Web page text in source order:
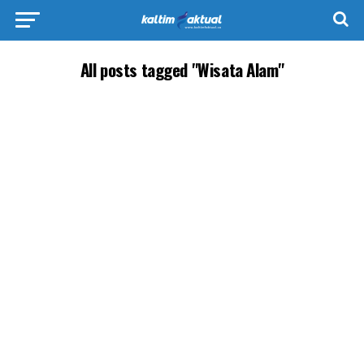
All posts tagged "Wisata Alam"